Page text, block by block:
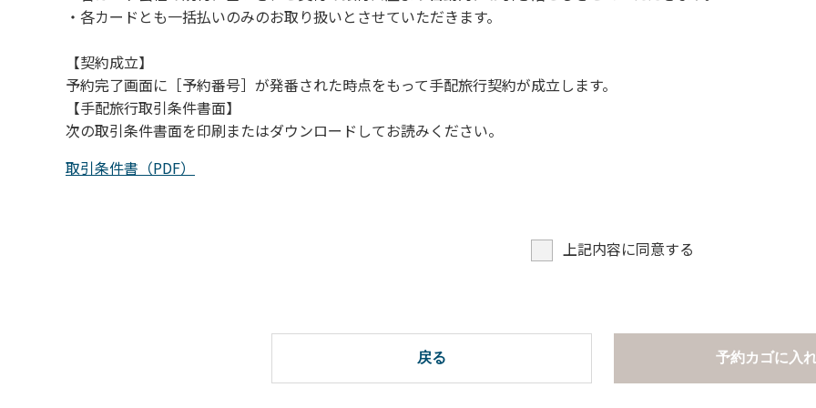
・各カードとも一括払いのみのお取り扱いとさせていただきます。
【契約成立】
予約完了画面に［予約番号］が発番された時点をもって手配旅行契約が成立します。
【手配旅行取引条件書面】
次の取引条件書面を印刷またはダウンロードしてお読みください。
取引条件書（PDF）
上記内容に同意する
戻る 予約カゴに入